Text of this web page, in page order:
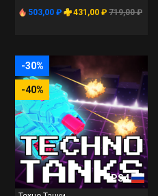
503,00 ₽ 431,00 ₽ 719,00 ₽
-30%
-40%
PS4